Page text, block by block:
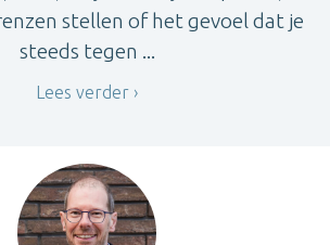
stellen of het gevoel dat je
steeds tegen ...
Lees verder